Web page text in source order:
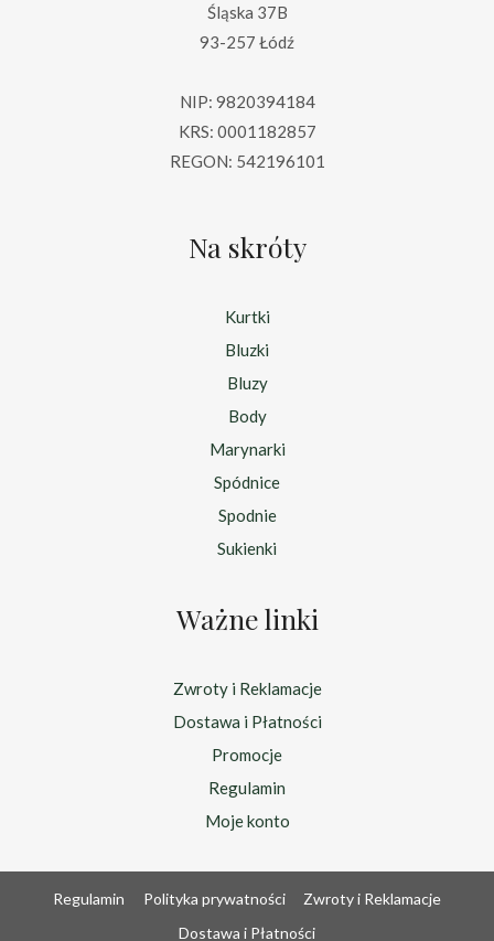
Śląska 37B
93-257 Łódź
NIP: 9820394184
KRS: 0001182857
REGON: 542196101
Na skróty
Kurtki
Bluzki
Bluzy
Body
Marynarki
Spódnice
Spodnie
Sukienki
Ważne linki
Zwroty i Reklamacje
Dostawa i Płatności
Promocje
Regulamin
Moje konto
Regulamin Polityka prywatności
Zwroty i Reklamacje
Dostawa i Płatności